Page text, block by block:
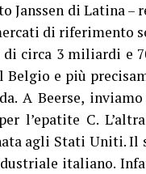
Janssen di Latina –
di riferimento
di circa 3 miliardi e
Belgio e più
A Beerse,
l’epatite C.
agli Stati Uniti. Il
italiano.